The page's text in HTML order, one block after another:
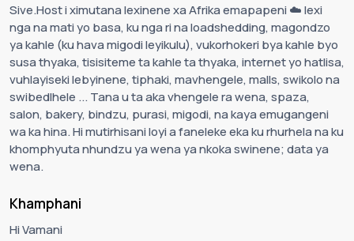
Sive.Host i ximutana lexinene xa Afrika emapapeni ☁️ lexi
nga na mati yo basa, ku nga ri na loadshedding, magondzo
ya kahle (ku hava migodi leyikulu), vukorhokeri bya kahle byo
susa thyaka, tisisiteme ta kahle ta thyaka, internet yo hatlisa,
vuhlayiseki lebyinene, tiphaki, mavhengele, malls, swikolo na
swibedlhele ... Tana u ta aka vhengele ra wena, spaza,
salon, bakery, bindzu, purasi, migodi, na kaya emugangeni
wa ka hina. Hi mutirhisani loyi a faneleke eka ku rhurhela na ku
khomphyuta nhundzu ya wena ya nkoka swinene; data ya
wena.
Khamphani
Hi Vamani